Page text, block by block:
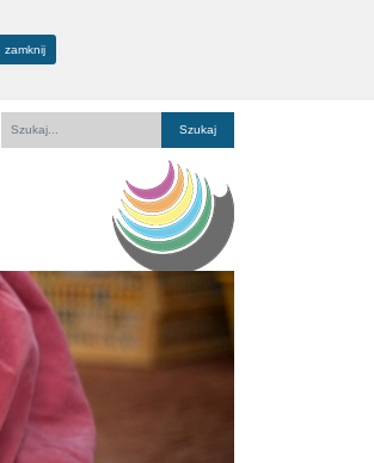
zamknij
Fraza